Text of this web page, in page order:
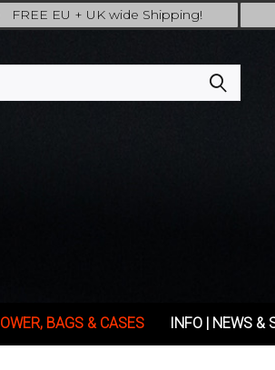
FREE EU + UK wide Shipping!
BAGS & CASES INFO | NEWS &